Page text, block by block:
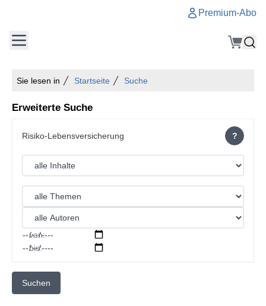
Premium-Abo
Sie lesen in Startseite Suche
Erweiterte Suche
?
von:
bis:
Suchen